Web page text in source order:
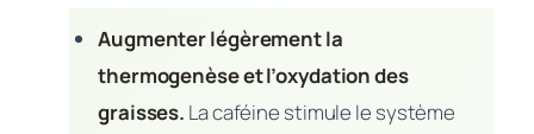
Augmenter légèrement la
thermogenèse et l’oxydation des
graisses. La caféine stimule le système